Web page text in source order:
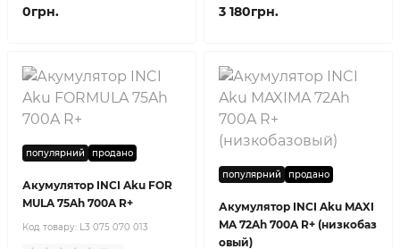
0грн. 3 180грн.
популярний продано
Акумулятор INCI Aku FOR
MULA 75Ah 700A R+
Код товару: L3 075 070 013
популярний продано
Акумулятор INCI Aku MAXI
MA 72Ah 700A R+ (низкобаз
овый)